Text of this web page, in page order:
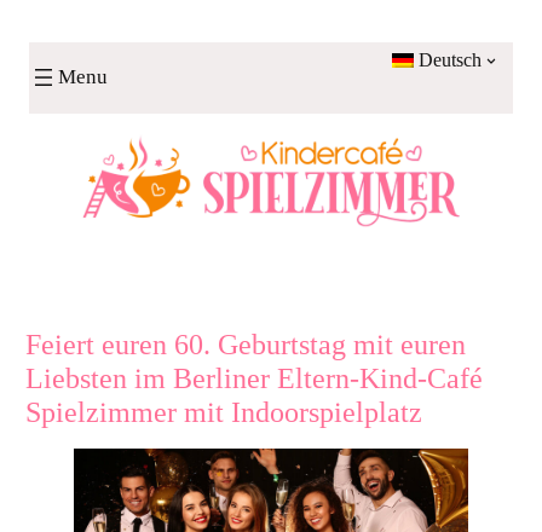
springenMenu
Deutsch
Feiert euren 60. Geburtstag mit euren
Liebsten im Berliner Eltern-Kind-Café
Spielzimmer mit Indoorspielplatz